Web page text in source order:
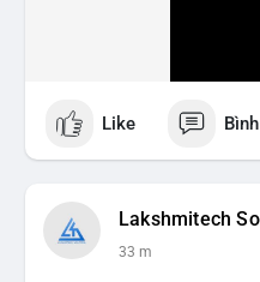
Like
Lakshmitech
33 m